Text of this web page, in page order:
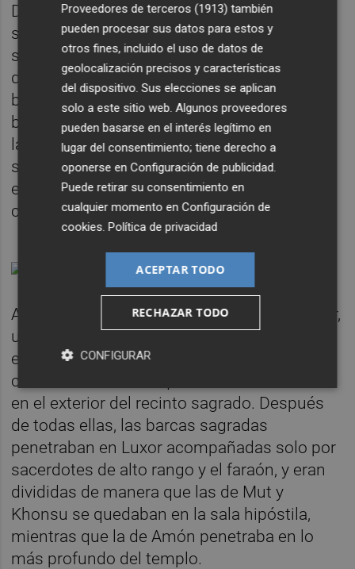
Después de estos rituales, solo el gran
sacerdote y el faraón accedían al
sanctasanctórum para sacar las imágenes
divinas y colocarlas en sus respectivas
barcas sagradas. Una vez hecho esto, las
barcas eran cargadas por sacerdotes sobre
largas pértigas y llevadas en procesión
solemne hasta el muelle situado en el
extremo del canal conectado directamente
con el río Nilo.
Al llegar al embarcadero del templo de Luxor,
una comitiva de sacerdotes salía a recibirles
entonando un himno, una de las muchas
ceremonias rituales que se llevaban a cabo
en el exterior del recinto sagrado. Después
de todas ellas, las barcas sagradas
penetraban en Luxor acompañadas solo por
sacerdotes de alto rango y el faraón, y eran
divididas de manera que las de Mut y
Khonsu se quedaban en la sala hipóstila,
mientras que la de Amón penetraba en lo
más profundo del templo.
Proveedores de terceros (1913) también
pueden procesar sus datos para estos y
otros fines, incluido el uso de datos de
geolocalización precisos y características
del dispositivo. Sus elecciones se aplican
solo a este sitio web. Algunos proveedores
pueden basarse en el interés legítimo en
lugar del consentimiento; tiene derecho a
oponerse enConfiguración de publicidad.
Puede retirar su consentimiento en
cualquier momento enConfiguración de
cookies.Política de privacidad
ACEPTAR TODO
RECHAZAR TODO
CONFIGURAR